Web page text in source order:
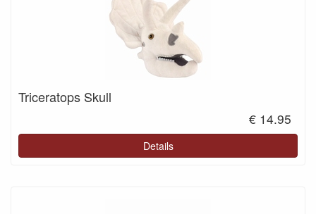
Triceratops Skull
€ 14.95
Details